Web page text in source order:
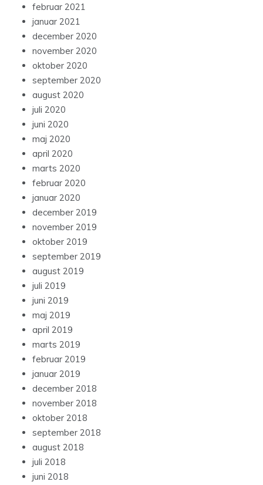
februar 2021
januar 2021
december 2020
november 2020
oktober 2020
september 2020
august 2020
juli 2020
juni 2020
maj 2020
april 2020
marts 2020
februar 2020
januar 2020
december 2019
november 2019
oktober 2019
september 2019
august 2019
juli 2019
juni 2019
maj 2019
april 2019
marts 2019
februar 2019
januar 2019
december 2018
november 2018
oktober 2018
september 2018
august 2018
juli 2018
juni 2018